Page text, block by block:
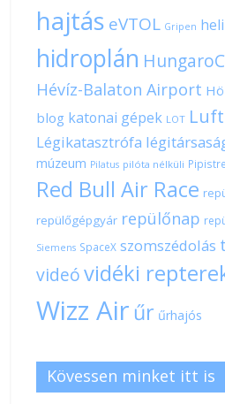
hajtás eVTOL Gripen
hidroplán
Hévíz-Balaton Airport
blog katonai gépek LOT
Légikatasztrófa
múzeum Pilatus pilóta nélküli
Red Bull Air Race
repülőgépgyár repülőnap
Siemens SpaceX szomszédolás
videóvidéki
Wizz Air űr űrhajós
Kövessen minket itt is